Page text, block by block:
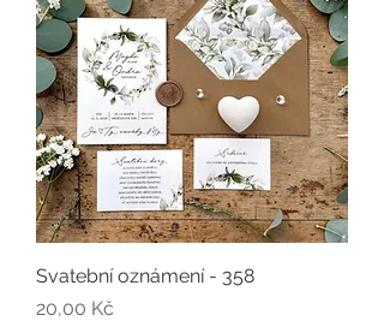
Svatební oznámení - 358
Cena
20,00 Kč